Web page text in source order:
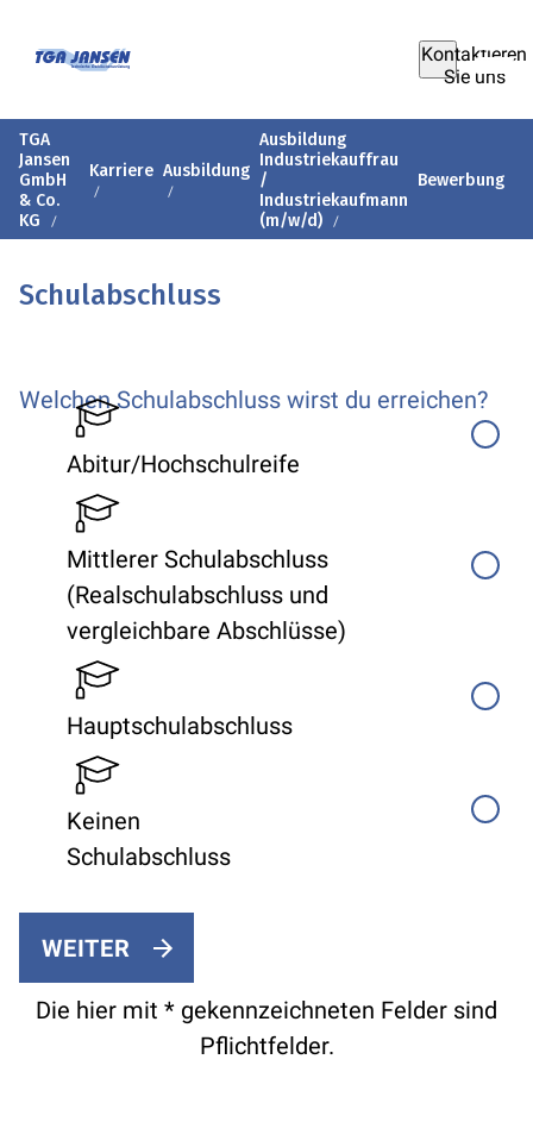
Kontaktieren
Sie uns
TGA
Jansen
GmbH
& Co.
KG
Karriere Ausbildung
Ausbildung
Industriekauffrau
/
Industriekaufmann
(m/w/d)
Bewerbung
Schulabschluss
Welchen Schulabschluss wirst du erreichen?
Abitur/Hochschulreife
Mittlerer Schulabschluss
(Realschulabschluss und
vergleichbare Abschlüsse)
Hauptschulabschluss
Keinen
Schulabschluss
WEITER
Die hier mit * gekennzeichneten Felder sind
Pflichtfelder.